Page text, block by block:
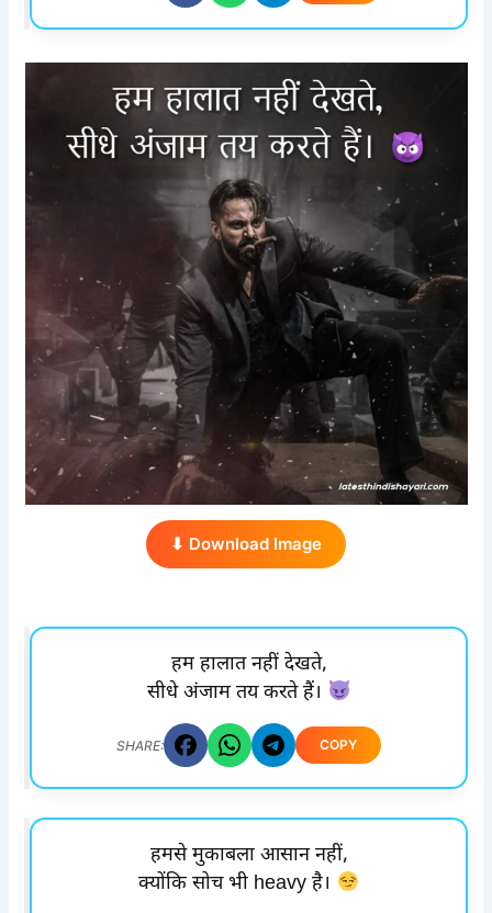
⬇ Download Image
हम हालात नहीं देखते,
सीधे अंजाम तय करते हैं।
SHARE: COPY
हमसे मुकाबला आसान नहीं,
क्योंकि सोच भी heavy है।